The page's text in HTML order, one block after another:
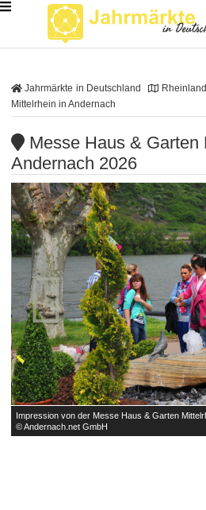
Jahrmärkte in Deutschland
Mittelrhein in Andernach
Messe Haus & Garten
Andernach 2026
Impression von der Messe Haus & Garten
© Andernach.net GmbH
